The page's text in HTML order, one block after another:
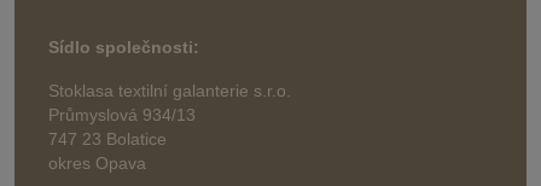
Sídlo společnosti:
Stoklasa textilní galanterie s.r.o.
Průmyslová 934/13
747 23 Bolatice
okres Opava